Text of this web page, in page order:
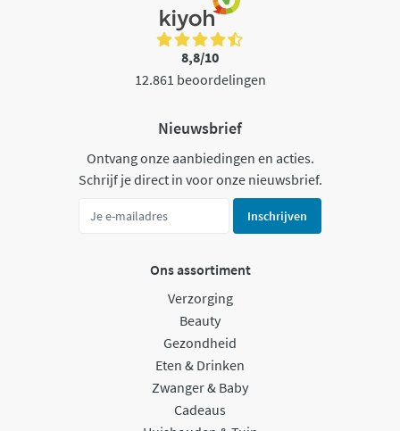
8,8/10
12.861 beoordelingen
Nieuwsbrief
Ontvang onze aanbiedingen en acties.
Schrijf je direct in voor onze nieuwsbrief.
Inschrijven
Ons assortiment
Verzorging
Beauty
Gezondheid
Eten & Drinken
Zwanger & Baby
Cadeaus